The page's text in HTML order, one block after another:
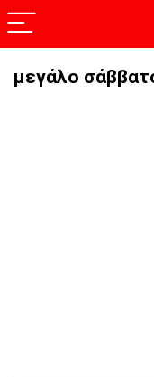
μεγάλο